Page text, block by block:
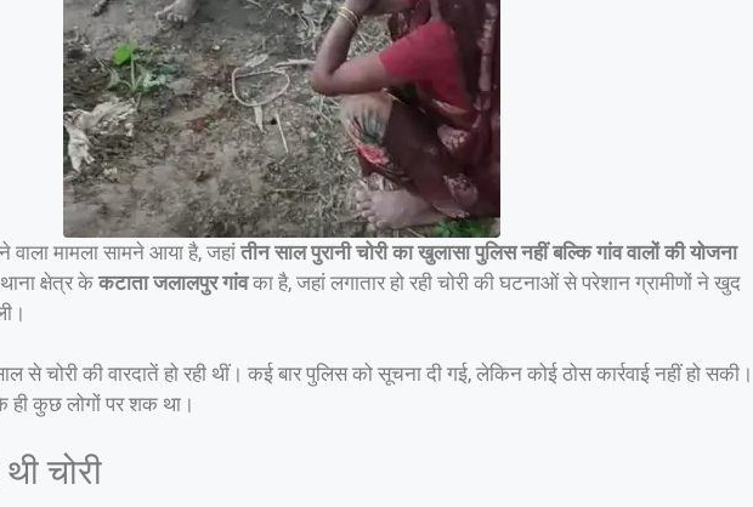
वाला मामला सामने आया है, जहां तीन साल पुरानी चोरी का खुलासा पुलिस नहीं बल्कि गांव वालों की योजना
क्षेत्र केकटाता जलालपुर गांवका है, जहां लगातार हो रही चोरी की घटनाओं से परेशान ग्रामीणों ने खुद
से चोरी की वारदातें हो रही थीं। कई बार पुलिस को सूचना दी गई, लेकिन कोई ठोस कार्रवाई नहीं हो सकी।
ही कुछ लोगों पर शक था।
चोरी